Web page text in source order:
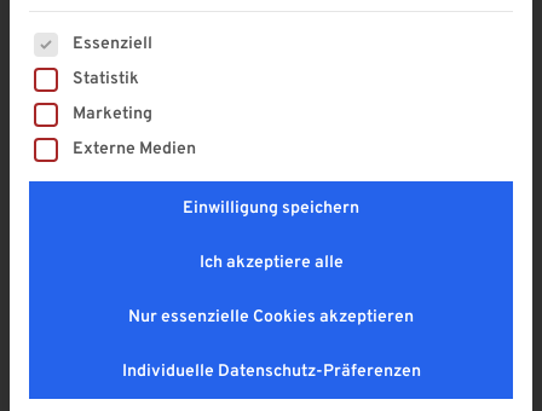
Unsere Produkt-Highlights
Entdecken Sie die neuesten Lösungen für Ihr Zuhause
– modern, funktional und individuell konfigurierbar.
Es folgt eine Liste der Service-Gruppen, für die eine
Essenziell
Statistik
Marketing
Externe Medien
Einwilligung speichern
Ich akzeptiere alle
Nur essenzielle Cookies akzeptieren
Individuelle Datenschutz-Präferenzen